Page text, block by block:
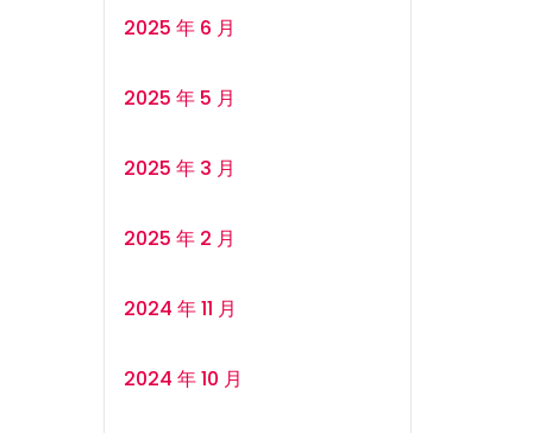
2025 年 6 月
2025 年 5 月
2025 年 3 月
2025 年 2 月
2024 年 11 月
2024 年 10 月